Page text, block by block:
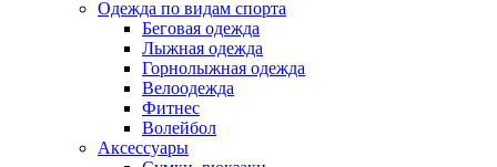
Одежда по видам спорта
Беговая одежда
Лыжная одежда
Горнолыжная одежда
Велоодежда
Фитнес
Волейбол
Аксессуары